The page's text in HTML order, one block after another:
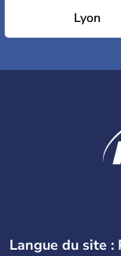
Lyon
Langue du site :